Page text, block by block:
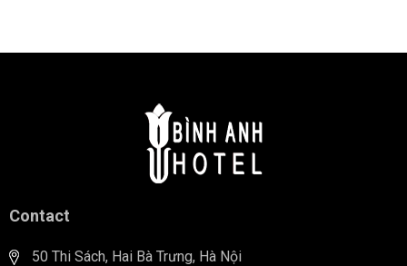
Contact
50 Thi Sách, Hai Bà Trưng, Hà Nội